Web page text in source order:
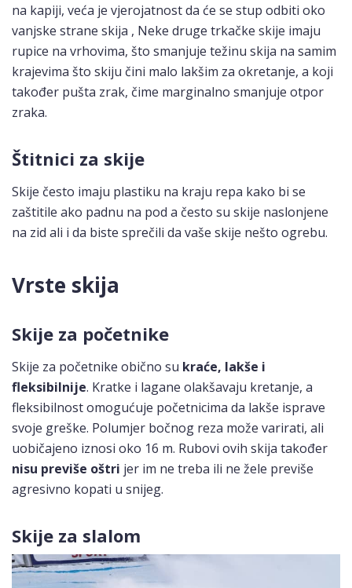
na kapiji, veća je vjerojatnost da će se stup odbiti oko
vanjske strane skija , Neke druge trkačke skije imaju
rupice na vrhovima, što smanjuje težinu skija na samim
krajevima što skiju čini malo lakšim za okretanje, a koji
također pušta zrak, čime marginalno smanjuje otpor
zraka.
Štitnici za skije
Skije često imaju plastiku na kraju repa kako bi se
zaštitile ako padnu na pod a često su skije naslonjene
na zid ali i da biste sprečili da vaše skije nešto ogrebu.
Vrste skija
Skije za početnike
Skije za početnike obično su kraće, lakše i
fleksibilnije. Kratke i lagane olakšavaju kretanje, a
fleksibilnost omogućuje početnicima da lakše isprave
svoje greške. Polumjer bočnog reza može varirati, ali
uobičajeno iznosi oko 16 m. Rubovi ovih skija također
nisu previše oštri jer im ne treba ili ne žele previše
agresivno kopati u snijeg.
Skije za slalom